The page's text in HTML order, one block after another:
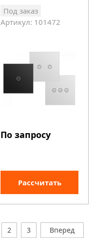
Под заказ
Артикул: 101472
По запросу
Рассчитать
2 3 Вперед